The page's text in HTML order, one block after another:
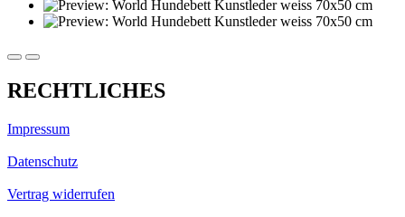
RECHTLICHES
Impressum
Datenschutz
Vertrag widerrufen